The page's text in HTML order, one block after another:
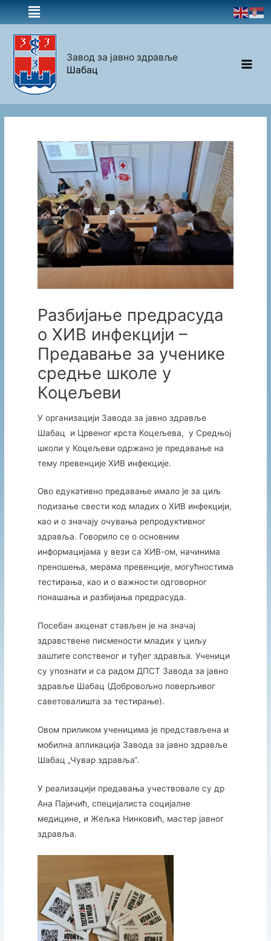
Завод за јавно здравље
Шабац
Разбијање предрасуда
о ХИВ инфекцији –
Предавање за ученике
средње школе у
Коцељеви
У организацији Завода за јавно здравље
Шабац и Црвеног крста Коцељева, у Средњој
школи у Коцељеви одржано је предавање на
тему превенције ХИВ инфекције.
Ово едукативно предавање имало је за циљ
подизање свести код младих о ХИВ инфекцији,
као и о значају очувања репродуктивног
здравља. Говорило се о основним
информацијама у вези са ХИВ-ом, начинима
преношења, мерама превенције, могућностима
тестирања, као и о важности одговорног
понашања и разбијања предрасуда.
Посебан акценат стављен је на значај
здравствене писмености младих у циљу
заштите сопственог и туђег здравља. Ученици
су упознати и са радом ДПСТ Завода за јавно
здравље Шабац (Добровољно поверљивог
саветовалишта за тестирање).
Овом приликом ученицима је представљена и
мобилна апликација Завода за јавно здравље
Шабац „Чувар здравља“.
У реализацији предавања учествовале су др
Ана Пајичић, специјалиста социјалне
медицине, и Жељка Нинковић, мастер јавног
здравља.